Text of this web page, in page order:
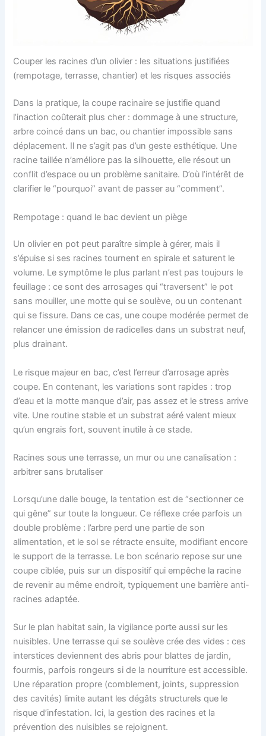
Couper les racines d’un olivier : les situations justifiées
(rempotage, terrasse, chantier) et les risques associés
Dans la pratique, la coupe racinaire se justifie quand
l’inaction coûterait plus cher : dommage à une structure,
arbre coincé dans un bac, ou chantier impossible sans
déplacement. Il ne s’agit pas d’un geste esthétique. Une
racine taillée n’améliore pas la silhouette, elle résout un
conflit d’espace ou un problème sanitaire. D’où l’intérêt de
clarifier le “pourquoi” avant de passer au “comment”.
Rempotage : quand le bac devient un piège
Un olivier en pot peut paraître simple à gérer, mais il
s’épuise si ses racines tournent en spirale et saturent le
volume. Le symptôme le plus parlant n’est pas toujours le
feuillage : ce sont des arrosages qui “traversent” le pot
sans mouiller, une motte qui se soulève, ou un contenant
qui se fissure. Dans ce cas, une coupe modérée permet de
relancer une émission de radicelles dans un substrat neuf,
plus drainant.
Le risque majeur en bac, c’est l’erreur d’arrosage après
coupe. En contenant, les variations sont rapides : trop
d’eau et la motte manque d’air, pas assez et le stress arrive
vite. Une routine stable et un substrat aéré valent mieux
qu’un engrais fort, souvent inutile à ce stade.
Racines sous une terrasse, un mur ou une canalisation :
arbitrer sans brutaliser
Lorsqu’une dalle bouge, la tentation est de “sectionner ce
qui gêne” sur toute la longueur. Ce réflexe crée parfois un
double problème : l’arbre perd une partie de son
alimentation, et le sol se rétracte ensuite, modifiant encore
le support de la terrasse. Le bon scénario repose sur une
coupe ciblée, puis sur un dispositif qui empêche la racine
de revenir au même endroit, typiquement une barrière anti-
racines adaptée.
Sur le plan habitat sain, la vigilance porte aussi sur les
nuisibles. Une terrasse qui se soulève crée des vides : ces
interstices deviennent des abris pour blattes de jardin,
fourmis, parfois rongeurs si de la nourriture est accessible.
Une réparation propre (comblement, joints, suppression
des cavités) limite autant les dégâts structurels que le
risque d’infestation. Ici, la gestion des racines et la
prévention des nuisibles se rejoignent.